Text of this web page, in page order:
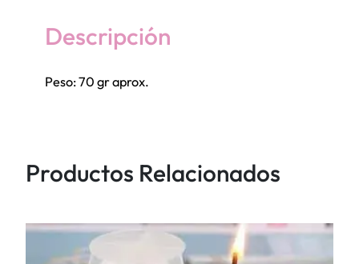
o
e
Descripción
Peso: 70 gr aprox.
Productos Relacionados